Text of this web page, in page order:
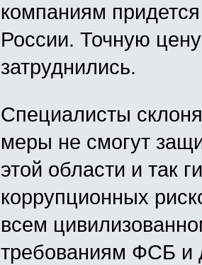
компаниям
России. Точную
затруднились.
Специалисты
меры не смогут
этой области и так
коррупционных
всем
требованиям ФСБ и